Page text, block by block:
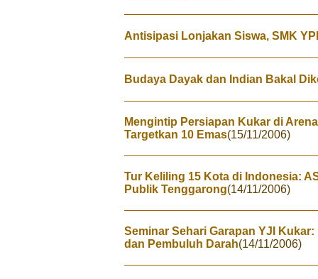
Antisipasi Lonjakan Siswa, SMK
Budaya Dayak dan Indian Bakal
Mengintip Persiapan Kukar di
Targetkan 10 Emas(15/11/2006)
Tur Keliling 15 Kota di Indonesia:
Publik Tenggarong(14/11/2006)
Seminar Sehari Garapan YJI
dan Pembuluh Darah(14/11/2006)